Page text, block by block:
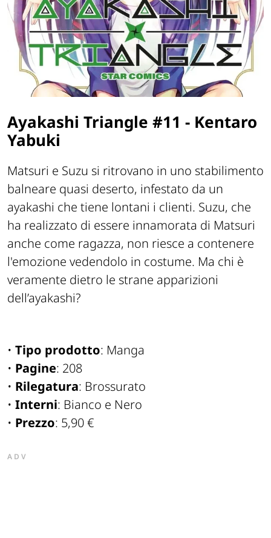
Ayakashi Triangle #11 - Kentaro
Yabuki
Matsuri e Suzu si ritrovano in uno stabilimento
balneare quasi deserto, infestato da un
ayakashi che tiene lontani i clienti. Suzu, che
ha realizzato di essere innamorata di Matsuri
anche come ragazza, non riesce a contenere
l'emozione vedendolo in costume. Ma chi è
veramente dietro le strane apparizioni
dell’ayakashi?
• Tipo prodotto: Manga
• Pagine: 208
• Rilegatura: Brossurato
• Interni: Bianco e Nero
• Prezzo: 5,90 €
ADV